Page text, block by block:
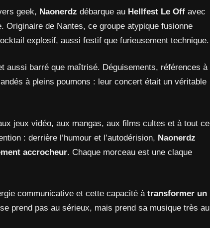
geek, Naonerdz débarque au Hellfest Le Off avec
Originaire de Nantes, ce groupe atypique fusionne
explosif, aussi festif que furieusement technique.
aussi barré que maîtrisé. Déguisements, références à
à pleins poumons : leur concert était un véritable
jeux vidéo, aux mangas, aux films cultes et à tout ce
: derrière l’humour et l’autodérision, Naonerdz
accrocheur. Chaque morceau est une claque
communicative et cette capacité àtransformer un
prend pas au sérieux, mais prend sa musique très au